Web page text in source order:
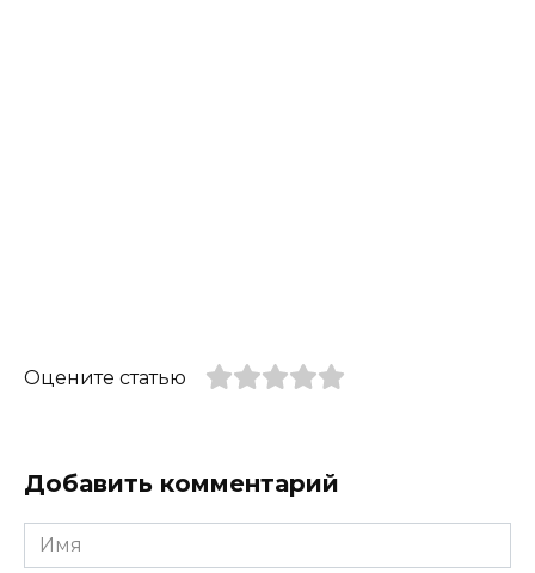
Оцените статью
Добавить комментарий
Имя
*